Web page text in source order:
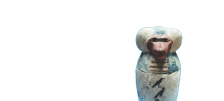
הוצאה לאור
אוסף המוזיאון